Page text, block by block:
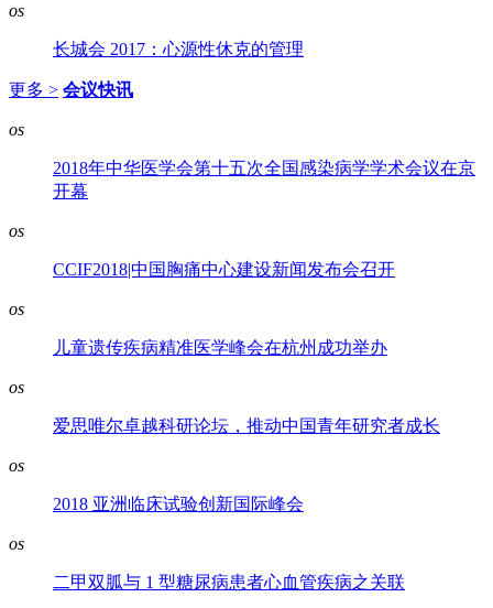
os
长城会 2017：心源性休克的管理
更多 > 会议快讯
os
2018年中华医学会第十五次全国感染病学学术会议在京
开幕
os
CCIF2018|中国胸痛中心建设新闻发布会召开
os
儿童遗传疾病精准医学峰会在杭州成功举办
os
爱思唯尔卓越科研论坛，推动中国青年研究者成长
os
2018 亚洲临床试验创新国际峰会
os
二甲双胍与 1 型糖尿病患者心血管疾病之关联